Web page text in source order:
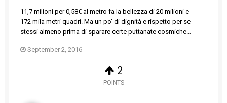
2
POINTS
11,7 milioni per 0,58€ al metro fa la bellezza di 20 milioni e
172 mila metri quadri. Ma un po' di dignità e rispetto per se
stessi almeno prima di sparare certe puttanate cosmiche...
September 2, 2016